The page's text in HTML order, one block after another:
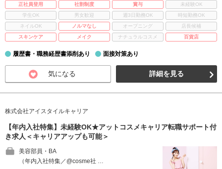
正社員登用 社割制度 賞与
未経験OK
学生OK
男女歓迎 週3日勤務OK
時短勤務OK
ネイルOK
ノルマなし オープニング
店長候補
スキンケア
メイク ナチュラルコスメ 百貨店
履歴書・職務経歴書添削あり 面接対策あり
気になる 詳細を見る
株式会社アイスタイルキャリア
【年内入社特集】未経験OK★アットコスメキャリア転職サポート付
き求人＜キャリアアップも可能＞
美容部員・BA
（年内入社特集／@cosme社 …